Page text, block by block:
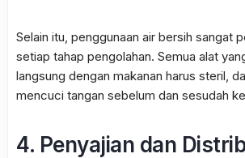
Selain itu, penggunaan air bersih sangat
setiap tahap pengolahan. Semua alat
langsung dengan makanan harus steril,
mencuci tangan sebelum dan sesudah
4. Penyajian dan